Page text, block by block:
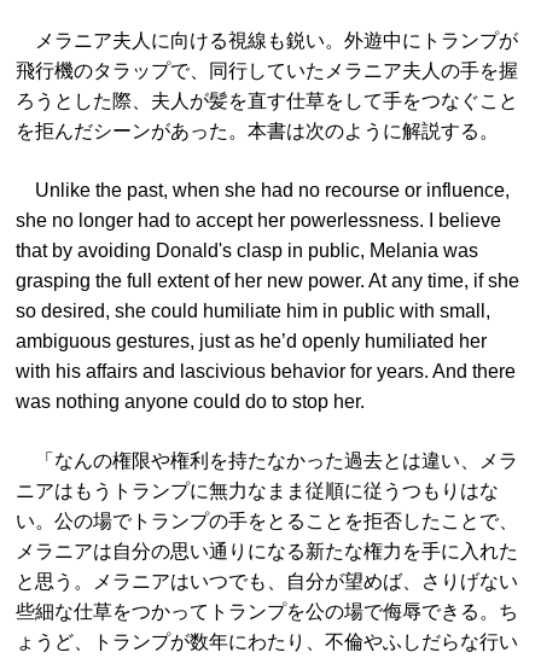
メラニア夫人に向ける視線も鋭い。外遊中にトランプが
飛行機のタラップで、同行していたメラニア夫人の手を握
ろうとした際、夫人が髪を直す仕草をして手をつなぐこと
を拒んだシーンがあった。本書は次のように解説する。
Unlike the past, when she had no recourse or influence,
she no longer had to accept her powerlessness. I believe
that by avoiding Donald's clasp in public, Melania was
grasping the full extent of her new power. At any time, if she
so desired, she could humiliate him in public with small,
ambiguous gestures, just as he’d openly humiliated her
with his affairs and lascivious behavior for years. And there
was nothing anyone could do to stop her.
「なんの権限や権利を持たなかった過去とは違い、メラ
ニアはもうトランプに無力なまま従順に従うつもりはな
い。公の場でトランプの手をとることを拒否したことで、
メラニアは自分の思い通りになる新たな権力を手に入れた
と思う。メラニアはいつでも、自分が望めば、さりげない
些細な仕草をつかってトランプを公の場で侮辱できる。ち
ょうど、トランプが数年にわたり、不倫やふしだらな行い